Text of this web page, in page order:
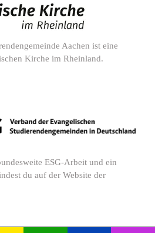
Aachen ist eine
Kirche im Rheinland.
ESG-Arbeit und ein
du auf der Website der